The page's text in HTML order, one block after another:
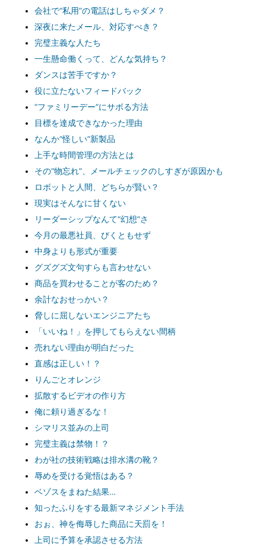
会社で“私用”の電話はしちゃダメ？
深夜に来たメール、対応すべき？
完璧主義な人たち
一生懸命働くって、どんな気持ち？
ダンスは苦手ですか？
役に立たないフィードバック
“ファミリーデー”にサボる方法
目標を達成できなかった理由
なんか“怪しい”新製品
上手な時間管理の方法とは
その“物忘れ”、メールチェックのしすぎが原因かも
ロボットと人間、どちらが賢い？
現実はそんなに甘くない
リーダーシップなんて“幻想”さ
今月の最悪社員、びくともせず
中身よりも形式が重要
グズグズ文句すらも言わせない
商品を買わせることが客のため？
余計なおせっかい？
脅しに屈しないエンジニアたち
「いいね！」を押してもらえない間柄
売れない理由が明白だった
直感は正しい！？
りんごとオレンジ
拡散するビデオの作り方
俺に頼り過ぎるな！
シマリス並みの上司
完璧主義は禁物！？
わが社の技術戦略は排水溝の靴？
辱めを受ける覚悟はある？
ベゾスをまねた結果…
知ったふりをする最新マネジメント手法
おぉ、神を侮辱した商品に天罰を！
上司に予算を承認させる方法